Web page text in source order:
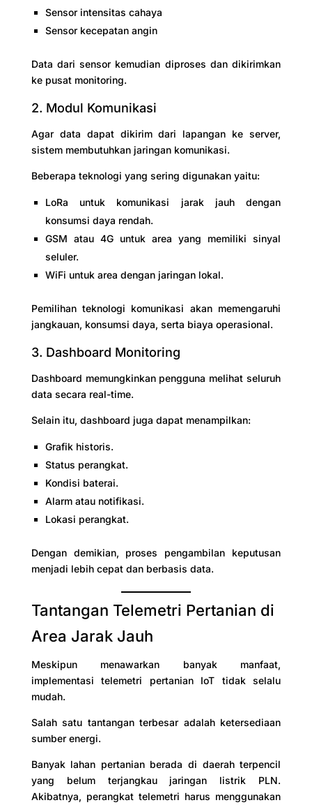
Sensor intensitas cahaya
Sensor kecepatan angin
Data dari sensor kemudian diproses dan dikirimkan
ke pusat monitoring.
2. Modul Komunikasi
Agar data dapat dikirim dari lapangan ke server,
sistem membutuhkan jaringan komunikasi.
Beberapa teknologi yang sering digunakan yaitu:
LoRa untuk komunikasi jarak jauh dengan
konsumsi daya rendah.
GSM atau 4G untuk area yang memiliki sinyal
seluler.
WiFi untuk area dengan jaringan lokal.
Pemilihan teknologi komunikasi akan memengaruhi
jangkauan, konsumsi daya, serta biaya operasional.
3. Dashboard Monitoring
Dashboard memungkinkan pengguna melihat seluruh
data secara real-time.
Selain itu, dashboard juga dapat menampilkan:
Grafik historis.
Status perangkat.
Kondisi baterai.
Alarm atau notifikasi.
Lokasi perangkat.
Dengan demikian, proses pengambilan keputusan
menjadi lebih cepat dan berbasis data.
Tantangan Telemetri Pertanian di
Area Jarak Jauh
Meskipun menawarkan banyak manfaat,
implementasi telemetri pertanian IoT tidak selalu
mudah.
Salah satu tantangan terbesar adalah ketersediaan
sumber energi.
Banyak lahan pertanian berada di daerah terpencil
yang belum terjangkau jaringan listrik PLN.
Akibatnya, perangkat telemetri harus menggunakan